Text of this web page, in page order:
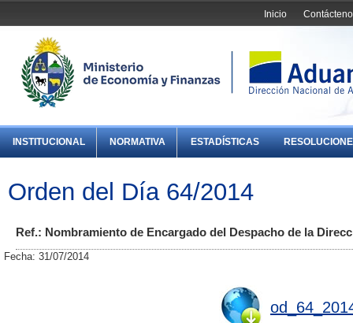
Inicio
INSTITUCIONAL NORMATIVA ESTADÍSTICAS
Orden del Día 64/2014
Ref.: Nombramiento de Encargado del Despacho de la
Fecha: 31/07/2014